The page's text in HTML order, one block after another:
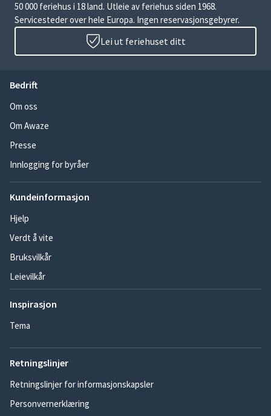
50 000 feriehus i 18 land. Utleie av feriehus siden 1968.
Servicesteder over hele Europa. Ingen reservasjonsgebyrer.
Lei ut feriehuset ditt
Bedrift
Om oss
Om Awaze
Presse
Innlogging for byråer
Kundeinformasjon
Hjelp
Verdt å vite
Bruksvilkår
Leievilkår
Inspirasjon
Tema
Retningslinjer
Retningslinjer for informasjonskapsler
Personvernerklæring